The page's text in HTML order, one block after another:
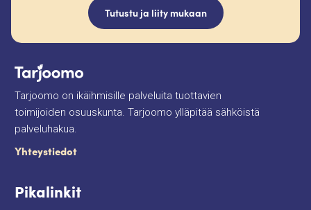
Tutustu ja liity mukaan
Tarjoomo on ikäihmisille palveluita tuottavien
toimijoiden osuuskunta. Tarjoomo ylläpitää sähköistä
palveluhakua.
Yhteystiedot
Pikalinkit